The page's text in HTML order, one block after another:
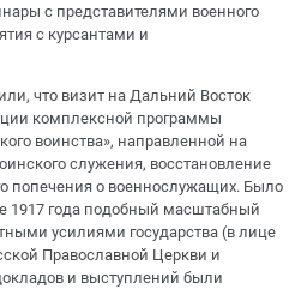
с представителями военного
с курсантами и
что визит на Дальний Восток
комплексной программы
воинства», направленной на
служения, восстановление
попечения о военнослужащих. Было
1917 года подобный масштабный
усилиями государства (в лице
Православной Церкви и
и выступлений были